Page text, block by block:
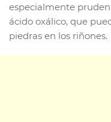
especialmente
ácido oxálico, que
piedras en los riñones.